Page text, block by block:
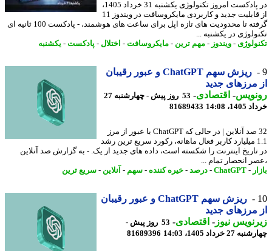
در پادکست امروز تکنولوژی یکشنبه 31 خرداد 1405،
از قابلیت جدید و کاربردی مایکروسافت در ویندوز 11
گرفته تا محدودیت های تازه اپل برای ساعت های هوشمند، - پادکست 100 ثانیه ای
در یکشنبه ...
-ویندوز-مهم ترین- مایکروسافت-اختلال-پادکست-یکشنبه
ریزش سهم ChatGPT و عبور رقیبان
مرزهای جدید
-اقتصادی-
53 روز پیش - چهارشنبه 27
14:08
81689433
32 صد آنلاین | در حالی که ChatGPT با عبور از مرز
1.1 میلیارد کاربر فعال ماهانه، رکورد سریع ترین رشد
اینترنت را شکسته است، داده های جدید از یک. - به گزارش صد آنلاین
انحصار تمام ...
-
ChatGPT
-درصد-خیره کننده-سهم-آنلاین-سریع ترین
ریزش سهم ChatGPT و عبور رقیبان
مرزهای جدید
نیوز-اقتصادی-
53 روز پیش -
خرداد 1405، 14:03
81689396